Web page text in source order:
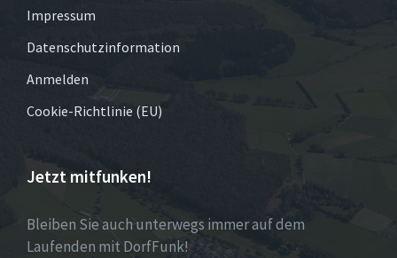
Impressum
Datenschutzinformation
Anmelden
Cookie-Richtlinie (EU)
Jetzt mitfunken!
Bleiben Sie auch unterwegs immer auf dem
Laufenden mit DorfFunk!